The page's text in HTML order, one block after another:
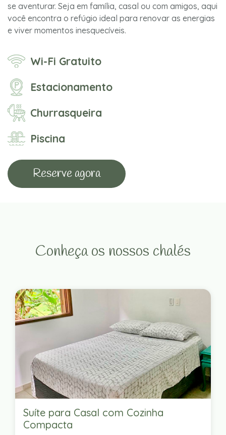
se aventurar. Seja em família, casal ou com amigos, aqui
você encontra o refúgio ideal para renovar as energias
e viver momentos inesquecíveis.
Wi-Fi Gratuito
Estacionamento
Churrasqueira
Piscina
Reserve agora
Conheça os nossos chalés
Suíte para Casal com Cozinha
Compacta